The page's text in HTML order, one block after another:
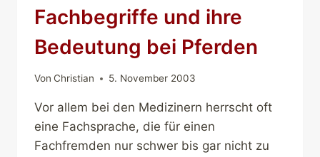
Fachbegriffe und ihre
Bedeutung bei Pferden
Von Christian 5. November 2003
Vor allem bei den Medizinern herrscht oft
eine Fachsprache, die für einen
Fachfremden nur schwer bis gar nicht zu